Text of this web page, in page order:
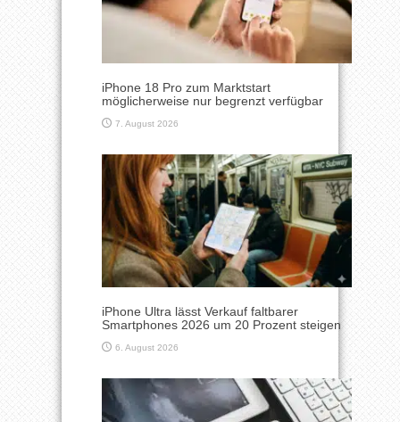
iPhone 18 Pro zum Marktstart
möglicherweise nur begrenzt verfügbar
7. August 2026
iPhone Ultra lässt Verkauf faltbarer
Smartphones 2026 um 20 Prozent steigen
6. August 2026